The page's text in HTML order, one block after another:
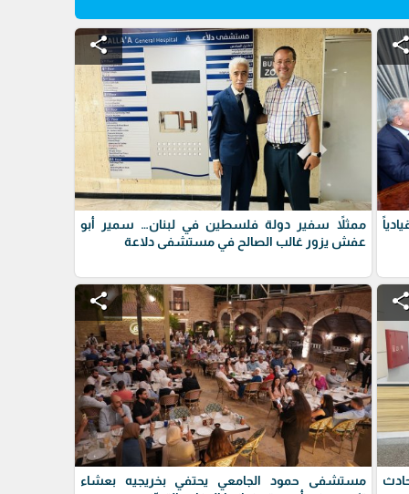
share
ممثلاً سفير دولة فلسطين في لبنان… سمير أبو
عفش يزور غالب الصالح في مستشفى دلاعة
share
share
مستشفى حمود الجامعي يحتفي بخريجيه بعشاء